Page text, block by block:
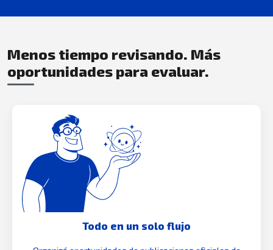
Menos tiempo revisando. Más
oportunidades para evaluar.
Todo en un solo flujo